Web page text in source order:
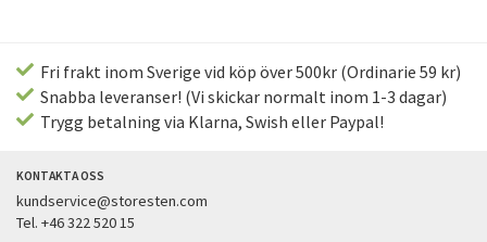
Fri frakt inom Sverige vid köp över 500kr (Ordinarie 59 kr)
Snabba leveranser! (Vi skickar normalt inom 1-3 dagar)
Trygg betalning via Klarna, Swish eller Paypal!
KONTAKTA OSS
kundservice@storesten.com
Tel. +46 322 520 15